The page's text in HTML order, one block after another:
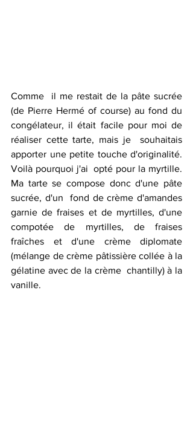
Comme  il me restait de la pâte sucrée
(de Pierre Hermé of course) au fond du
congélateur, il était facile pour moi de
réaliser cette tarte, mais je  souhaitais
apporter une petite touche d'originalité.
Voilà pourquoi j'ai  opté pour la myrtille.
Ma tarte se compose donc d'une pâte
sucrée, d'un  fond de crème d'amandes
garnie de fraises et de myrtilles, d'une
compotée de myrtilles, de fraises
fraîches et d'une crème diplomate
(mélange de crème pâtissière collée à la
gélatine avec de la crème  chantilly) à la
vanille.